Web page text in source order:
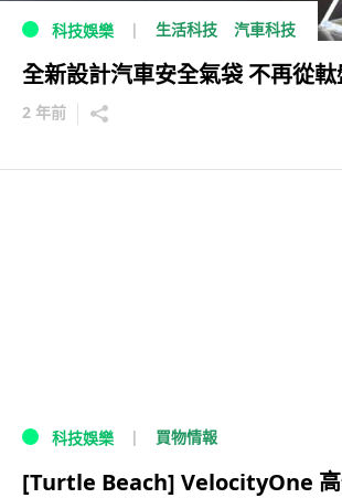
科技娛樂 生活科技 汽車科技
全新設計汽車安全氣袋 不再從
2 年前
科技娛樂 買物情報
[Turtle Beach] VelocityOne 高